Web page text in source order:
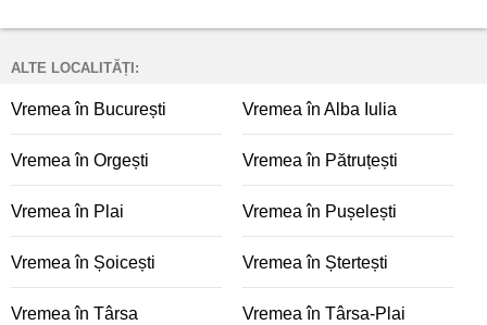
ALTE LOCALITĂȚI:
Vremea în București Vremea în Alba Iulia
Vremea în Orgești Vremea în Pătruțești
Vremea în Plai Vremea în Pușelești
Vremea în Șoicești Vremea în Ștertești
Vremea în Târsa Vremea în Târsa-Plai